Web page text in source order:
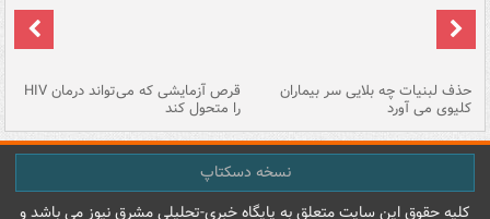
حذف لبنیات چه بلایی سر بیماران
کلیوی می آورد
قرص آزمایشی که می‌تواند درمان HIV
را متحول کند
نسخه دسکتاپ
کليه حقوق اين سايت متعلق به پایگاه خبري-تحليلي مشرق نيوز می باشد و